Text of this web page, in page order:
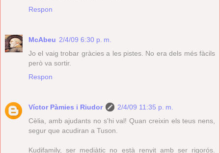
Respon
McAbeu 2/4/09 6:30 p. m.
Jo el vaig trobar gràcies a les pistes. No era dels més fàcils
però va sortir.
Respon
Víctor Pàmies i Riudor
2/4/09 11:35 p. m.
Cèlia, amb ajudants no s'hi val! Quan creixin els teus nens,
segur que acudiran a Tuson.
Kudifamily, ser mediàtic no està renyit amb ser rigorós.